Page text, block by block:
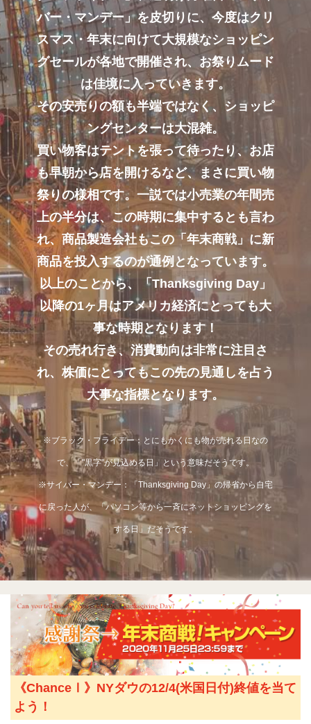
バー・マンデー」を皮切りに、 今度はクリ
スマス・年末に向けて大規模なショッピン
グセールが各地で開催され、 お祭りムード
は佳境に入っていきます。
その安売りの額も半端ではなく、ショッピ
ングセンターは大混雑。
買い物客はテントを張って待ったり、お店
も早朝から店を開けるなど、 まさに買い物
祭りの様相です。一説では小売業の年間売
上の半分は、この時期に集中するとも言わ
れ、商品製造会社もこの「年末商戦」に新
商品を投入するのが通例となっています。
以上のことから、「Thanksgiving Day」
以降の1ヶ月はアメリカ経済にとっても大
事な時期となります！
その売れ行き、消費動向は非常に注目さ
れ、株価にとってもこの先の見通しを占う
大事な指標となります。
※ブラック・フライデー：とにもかくにも物が売れる日なの
で、「"黒字"が見込める日」という意味だそうです。
※サイバー・マンデー：「Thanksgiving Day」の帰省から自宅
に戻った人が、「パソコン等から一斉にネットショッピングを
する日」だそうです。
《ChanceⅠ》NYダウの12/4(米国日付)終値を当て
よう！